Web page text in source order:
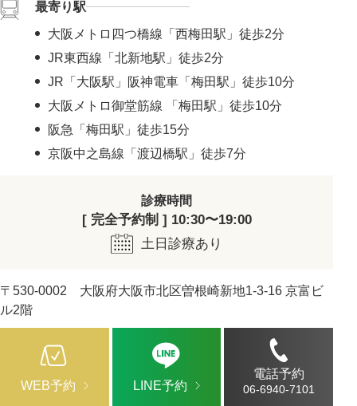
最寄り駅
大阪メトロ四つ橋線「西梅田駅」徒歩2分
JR東西線「北新地駅」徒歩2分
JR「大阪駅」阪神電車「梅田駅」徒歩10分
大阪メトロ御堂筋線 「梅田駅」徒歩10分
阪急「梅田駅」徒歩15分
京阪中之島線「渡辺橋駅」徒歩7分
診療時間
[ 完全予約制 ] 10:30〜19:00
土日診療あり
〒530-0002 大阪府大阪市北区曽根崎新地1-3-16 京富ビ
ル2階
WEB予約 LINE予約
電話予約
06-6940-7101